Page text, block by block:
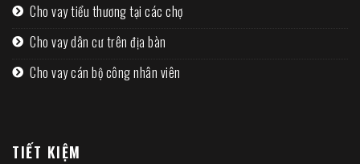
Cho vay tiểu thương tại các chợ
Cho vay dân cư trên địa bàn
Cho vay cán bộ công nhân viên
TIẾT KIỆM